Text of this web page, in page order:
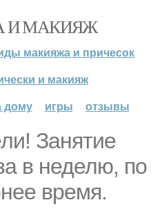
И МАКИЯЖ
макияжа и причесок
и макияж
дому
игры отзывы
Занятие
в неделю, по
время.